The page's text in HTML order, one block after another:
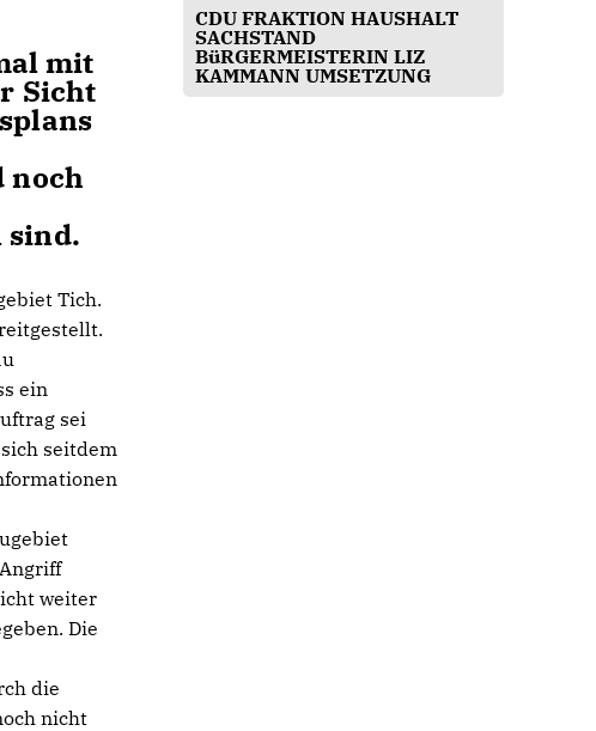
mit
Sicht
noch
sind.
Tich.
ein
sei
seitdem
weiter
Die
die
nicht
CDU FRAKTION HAUSHALT
SACHSTAND
BüRGERMEISTERIN LIZ
KAMMANN UMSETZUNG